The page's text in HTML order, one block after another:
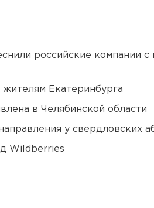
российские компании с
Екатеринбурга
в Челябинской области
у свердловских
Wildberries